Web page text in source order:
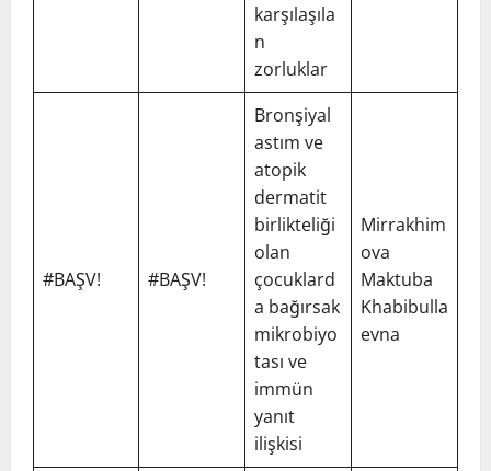
karşılaşıla
n
zorluklar
#BAŞV! #BAŞV!
Bronşiyal
astım ve
atopik
dermatit
birlikteliği
olan
çocuklard
a bağırsak
mikrobiyo
tası ve
immün
yanıt
ilişkisi
Mirrakhim
ova
Maktuba
Khabibulla
evna